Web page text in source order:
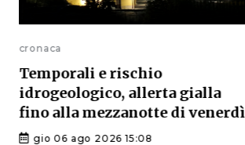
cronaca
Temporali e rischio
idrogeologico, allerta gialla
fino alla mezzanotte di venerdì
gio 06 ago 2026 15:08